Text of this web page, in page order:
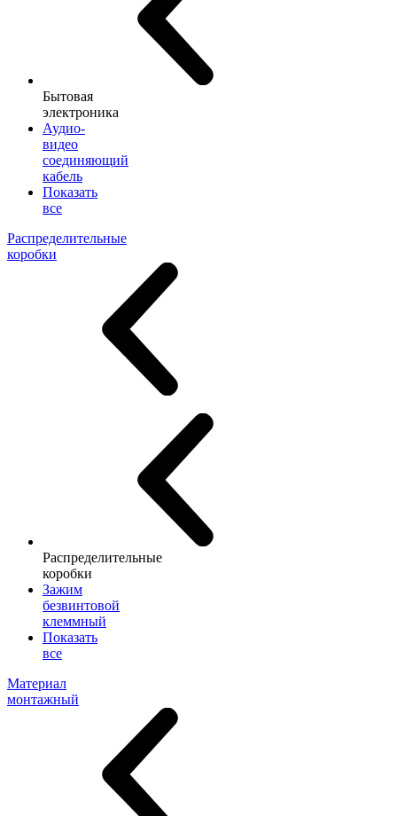
Бытовая
электроника
Аудио-
видео
соединяющий
кабель
Показать
все
Распределительные
коробки
Распределительные
коробки
Зажим
безвинтовой
клеммный
Показать
все
Материал
монтажный